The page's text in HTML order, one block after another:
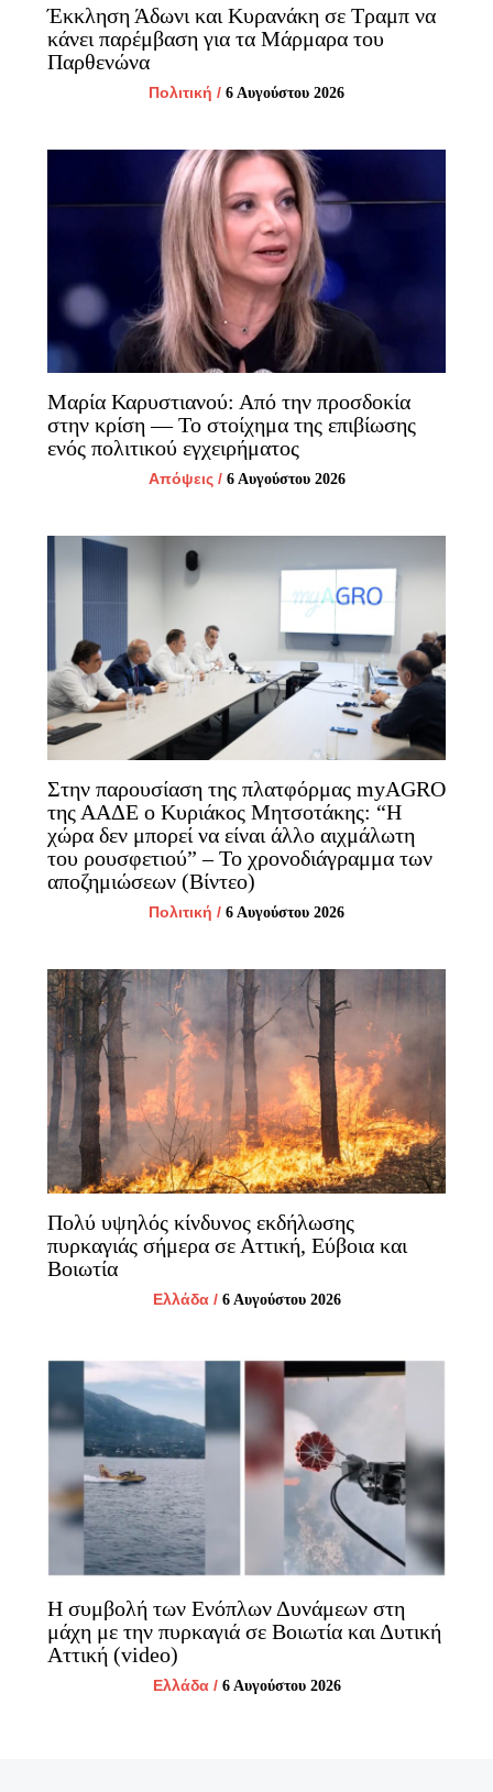
Έκκληση Άδωνι και Κυρανάκη σε Τραμπ να
κάνει παρέμβαση για τα Μάρμαρα του
Παρθενώνα
Πολιτική / 6 Αυγούστου 2026
Μαρία Καρυστιανού: Από την προσδοκία
στην κρίση — Το στοίχημα της επιβίωσης
ενός πολιτικού εγχειρήματος
Απόψεις/ 6 Αυγούστου 2026
Στην παρουσίαση της πλατφόρμας myAGRO
της ΑΑΔΕ ο Κυριάκος Μητσοτάκης: “Η
χώρα δεν μπορεί να είναι άλλο αιχμάλωτη
του ρουσφετιού” – Το χρονοδιάγραμμα των
αποζημιώσεων (Βίντεο)
Πολιτική / 6 Αυγούστου 2026
Πολύ υψηλός κίνδυνος εκδήλωσης
πυρκαγιάς σήμερα σε Αττική, Εύβοια και
Βοιωτία
Ελλάδα/ 6 Αυγούστου 2026
Η συμβολή των Ενόπλων Δυνάμεων στη
μάχη με την πυρκαγιά σε Βοιωτία και Δυτική
Αττική (video)
Ελλάδα/ 6 Αυγούστου 2026